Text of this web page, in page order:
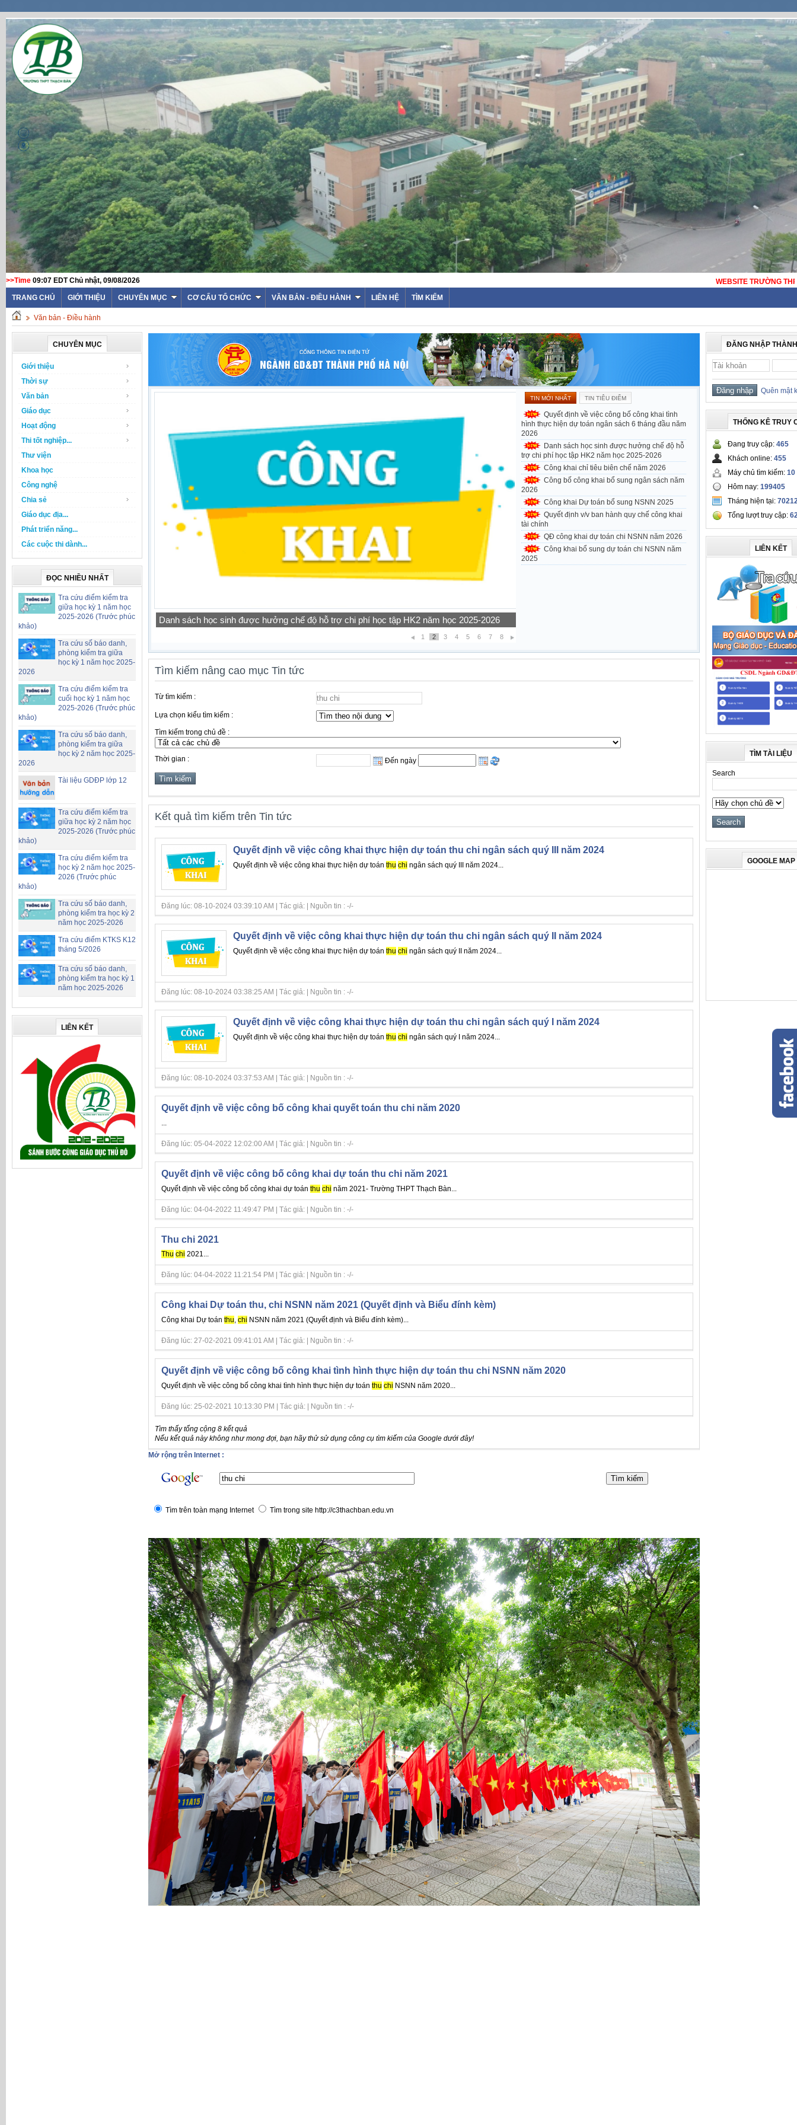
>>Time 09:07 EDT Chủ nhật, 09/08/2026
WEBSITE TRƯỜNG THPT THẠCH BÀN - HÀ NỘI -
TRANG CHỦ
GIỚI THIỆU CHUYÊN MỤC CƠ CẤU TỔ CHỨC VĂN BẢN - ĐIỀU HÀNH LIÊN HỆ TÌM KIẾM
Văn bản - Điều hành
CHUYÊN MỤC
Giới thiệu
Thời sự
Văn bản
Giáo dục
Hoạt động
Thi tốt nghiệp...
Thư viện
Khoa học
Công nghệ
Chia sẻ
Giáo dục địa...
Phát triển năng...
Các cuộc thi dành...
ĐỌC NHIỀU NHẤT
Tra cứu điểm kiểm tra
giữa học kỳ 1 năm học
2025-2026 (Trước phúc
khảo)
Tra cứu số báo danh,
phòng kiểm tra giữa
học kỳ 1 năm học 2025-
2026
Tra cứu điểm kiểm tra
cuối học kỳ 1 năm học
2025-2026 (Trước phúc
khảo)
Tra cứu số báo danh,
phòng kiểm tra giữa
học kỳ 2 năm học 2025-
2026
Tài liệu GDĐP lớp 12
Tra cứu điểm kiểm tra
giữa học kỳ 2 năm học
2025-2026 (Trước phúc
khảo)
Tra cứu điểm kiểm tra
học kỳ 2 năm học 2025-
2026 (Trước phúc
khảo)
Tra cứu số báo danh,
phòng kiểm tra học kỳ 2
năm học 2025-2026
Tra cứu điểm KTKS K12
tháng 5/2026
Tra cứu số báo danh,
phòng kiểm tra học kỳ 1
năm học 2025-2026
LIÊN KẾT
Công khai chỉ tiêu biên chế năm 2026
1 2 3 4 5 6 7 8
TIN MỚI NHẤT TIN TIÊU ĐIỂM
Quyết định về việc công bố công khai tình
hình thực hiện dự toán ngân sách 6 tháng đầu năm
2026
Danh sách học sinh được hưởng chế độ hỗ
trợ chi phí học tập HK2 năm học 2025-2026
Công khai chỉ tiêu biên chế năm 2026
Công bố công khai bổ sung ngân sách năm
2026
Công khai Dự toán bổ sung NSNN 2025
Quyết định v/v ban hành quy chế công khai
tài chính
QĐ công khai dự toán chi NSNN năm 2026
Công khai bổ sung dự toán chi NSNN năm
2025
Tìm kiếm nâng cao mục Tin tức
Từ tìm kiếm :
Lựa chọn kiểu tìm kiếm :
Tìm kiếm trong chủ đề :
Thời gian : Đến ngày
Kết quả tìm kiếm trên Tin tức
Quyết định về việc công khai thực hiện dự toán thu chi ngân sách quý III năm 2024
Quyết định về việc công khai thực hiện dự toán thu chi ngân sách quý III năm 2024...
Đăng lúc: 08-10-2024 03:39:10 AM | Tác giả: | Nguồn tin : -/-
Quyết định về việc công khai thực hiện dự toán thu chi ngân sách quý II năm 2024
Quyết định về việc công khai thực hiện dự toán thu chi ngân sách quý II năm 2024...
Đăng lúc: 08-10-2024 03:38:25 AM | Tác giả: | Nguồn tin : -/-
Quyết định về việc công khai thực hiện dự toán thu chi ngân sách quý I năm 2024
Quyết định về việc công khai thực hiện dự toán thu chi ngân sách quý I năm 2024...
Đăng lúc: 08-10-2024 03:37:53 AM | Tác giả: | Nguồn tin : -/-
Quyết định về việc công bố công khai quyết toán thu chi năm 2020
Đăng lúc: 05-04-2022 12:02:00 AM | Tác giả: | Nguồn tin : -/-
Quyết định về việc công bố công khai dự toán thu chi năm 2021
Quyết định về việc công bố công khai dự toán thu chi năm 2021- Trường THPT Thạch Bàn...
Đăng lúc: 04-04-2022 11:49:47 PM | Tác giả: | Nguồn tin : -/-
Thu chi 2021
Thu chi 2021...
Đăng lúc: 04-04-2022 11:21:54 PM | Tác giả: | Nguồn tin : -/-
Công khai Dự toán thu, chi NSNN năm 2021 (Quyết định và Biểu đính kèm)
Công khai Dự toán thu, chi NSNN năm 2021 (Quyết định và Biểu đính kèm)...
Đăng lúc: 27-02-2021 09:41:01 AM | Tác giả: | Nguồn tin : -/-
Quyết định về việc công bố công khai tình hình thực hiện dự toán thu chi NSNN năm 2020
Quyết định về việc công bố công khai tình hình thực hiện dự toán thu chi NSNN năm 2020...
Đăng lúc: 25-02-2021 10:13:30 PM | Tác giả: | Nguồn tin : -/-
Tìm thấy tổng cộng 8 kết quả
Nếu kết quả này không như mong đợi, bạn hãy thử sử dụng công cụ tìm kiếm của Google dưới đây!
Mở rộng trên Internet :
Tìm trên toàn mạng Internet Tìm trong site http://c3thachban.edu.vn
ĐĂNG NHẬP
Quên mật
THỐNG KÊ TRUY
Đang truy cập: 465
Khách online: 455
Máy chủ tìm kiếm: 10
Hôm nay: 199405
Tháng hiện tại:
Tổng lượt truy cập:
LIÊN KẾT
TÌM TÀI LIỆU
Search
GOOGLE MAP